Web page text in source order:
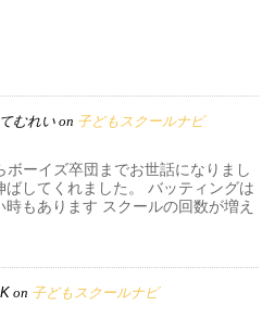
てむれい on 子どもスクールナビ
ーイズ卒団までお世話になりまし
してくれました。 バッティングは
もあります スクールの回数が増え
K on 子どもスクールナビ